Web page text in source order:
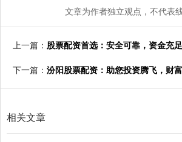
文章为作者独立观点，不代表
上一篇： 股票配资首选：安全可靠，资金充
下一篇： 汾阳股票配资：助您投资腾飞，财
相关文章